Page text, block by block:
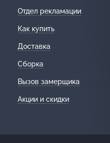
Отдел рекламации
Как купить
Доставка
Сборка
Вызов замерщика
Акции и скидки